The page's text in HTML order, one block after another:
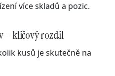
více skladů a pozic.
– klíčový rozdíl
kusů je skutečně na